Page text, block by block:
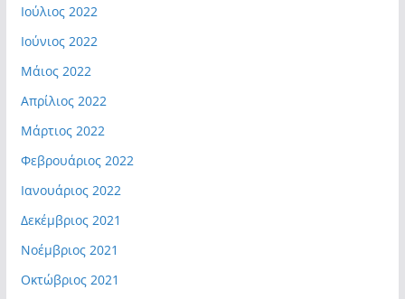
Ιούλιος 2022
Ιούνιος 2022
Μάιος 2022
Απρίλιος 2022
Μάρτιος 2022
Φεβρουάριος 2022
Ιανουάριος 2022
Δεκέμβριος 2021
Νοέμβριος 2021
Οκτώβριος 2021